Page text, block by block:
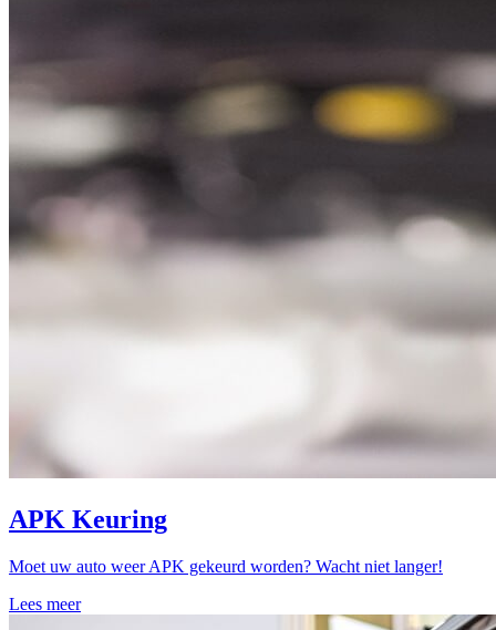
APK Keuring
Moet uw auto weer APK gekeurd worden? Wacht niet langer!
Lees meer